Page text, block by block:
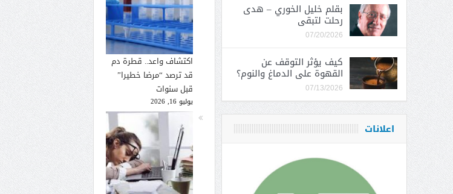
اكتشاف واعد.. قطرة دم
قد ترصد “مرضا خطيرا”
قبل سنوات
يوليو 16, 2026
بقلم خليل الخوري – هدى
رحلت لتبقى
07/20/2026
كيف يؤثر التوقف عن
القهوة على الدماغ والنوم؟
07/13/2026
اعلانات